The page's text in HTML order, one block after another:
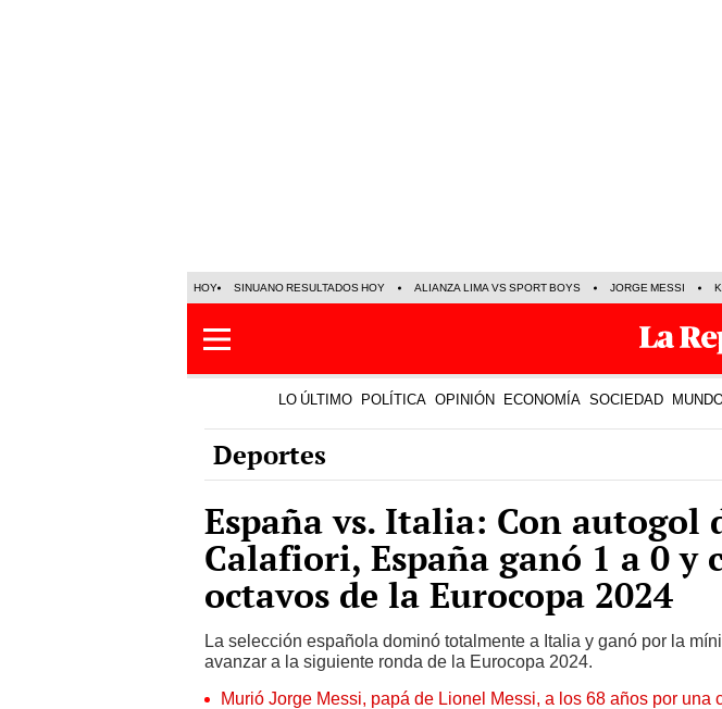
HOY SINUANO RESULTADOS HOY ALIANZA LIMA VS SPORT BOYS JORGE MESSI
LO ÚLTIMO POLÍTICA OPINIÓN ECONOMÍA SOCIEDAD
Deportes
España vs. Italia: Con autogol
Calafiori, España ganó 1 a 0 y
octavos de la Eurocopa 2024
La selección española dominó totalmente a Italia y ganó por la
avanzar a la siguiente ronda de la Eurocopa 2024.
Murió Jorge Messi, papá de Lionel Messi, a los 68 años por una